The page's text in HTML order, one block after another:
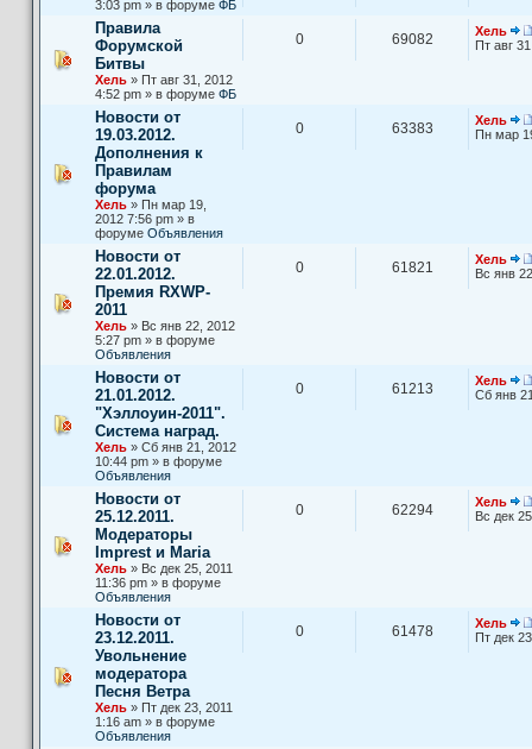
3:03 pm » в форуме ФБ
Правила
Форумской
Битвы
Хель » Пт авг 31, 2012
4:52 pm » в форуме ФБ
0 69082
Хель
Пт авг
Новости от
19.03.2012.
Дополнения к
Правилам
форума
Хель » Пн мар 19,
2012 7:56 pm » в
форуме Объявления
0 63383
Хель
Пн мар
Новости от
22.01.2012.
Премия RXWP-
2011
Хель » Вс янв 22, 2012
5:27 pm » в форуме
Объявления
0 61821
Хель
Вс янв
Новости от
21.01.2012.
"Хэллоуин-2011".
Система наград.
Хель » Сб янв 21, 2012
10:44 pm » в форуме
Объявления
0 61213
Хель
Сб янв
Новости от
25.12.2011.
Модераторы
Imprest и Maria
Хель » Вс дек 25, 2011
11:36 pm » в форуме
Объявления
0 62294
Хель
Вс дек
Новости от
23.12.2011.
Увольнение
модератора
Песня Ветра
Хель » Пт дек 23, 2011
1:16 am » в форуме
Объявления
0 61478
Хель
Пт дек